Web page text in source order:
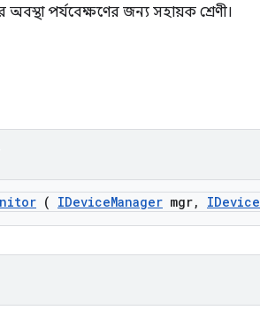
অবস্থা পর্যবেক্ষণের জন্য সহায়ক শ্রেণী।
( IDeviceManager mgr, IDevice